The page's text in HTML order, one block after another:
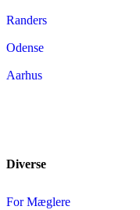
Randers
Odense
Aarhus
Diverse
For Mæglere